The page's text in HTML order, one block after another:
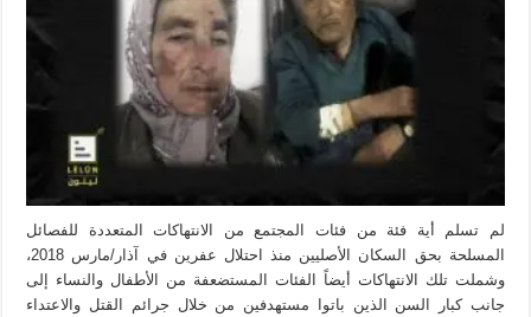
لم تسلم أية فئة من فئات المجتمع من الانتهاكات المتعددة للفصائل
المسلحة بحق السكان الأصليين منذ احتلال عفرين في آذار/مارس 2018،
وشملت تلك الانتهاكات أيضاً الفئات المستضعفة من الأطفال والنساء إلى
جانب كبار السن الذين باتوا مستهدفين من خلال جرائم القتل والاعتداء